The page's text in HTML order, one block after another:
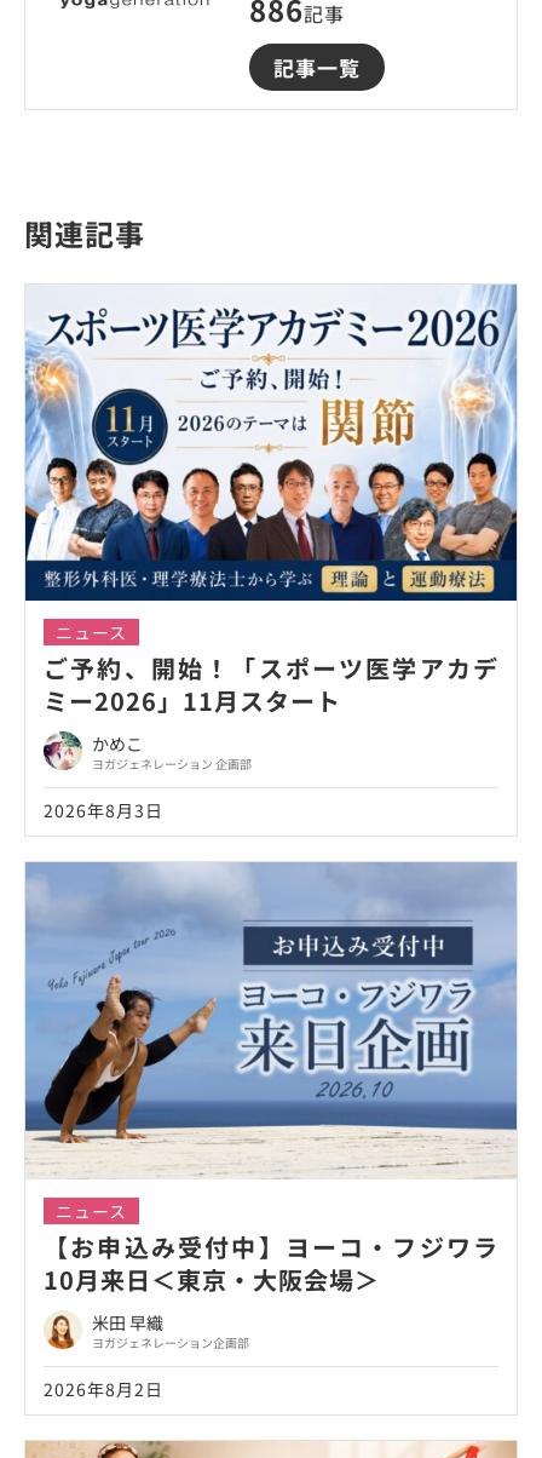
886記事
記事一覧
関連記事
ニュース
ご予約、開始！「スポーツ医学アカデ
ミー2026」11月スタート
かめこ
ヨガジェネレーション 企画部
2026年8月3日
ニュース
【お申込み受付中】ヨーコ・フジワラ
10月来日＜東京・大阪会場＞
米田 早織
ヨガジェネレーション企画部
2026年8月2日